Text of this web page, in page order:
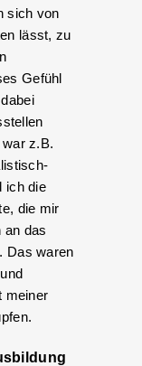
sich von
lässt, zu
Gefühl
z.B.
ich die
die mir
an das
Das waren
meiner